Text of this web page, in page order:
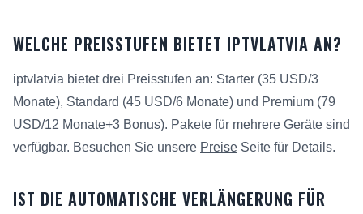
WELCHE PREISSTUFEN BIETET IPTVLATVIA AN?
iptvlatvia bietet drei Preisstufen an: Starter (35 USD/3
Monate), Standard (45 USD/6 Monate) und Premium (79
USD/12 Monate+3 Bonus). Pakete für mehrere Geräte sind
verfügbar. Besuchen Sie unsere Preise Seite für Details.
IST DIE AUTOMATISCHE VERLÄNGERUNG FÜR